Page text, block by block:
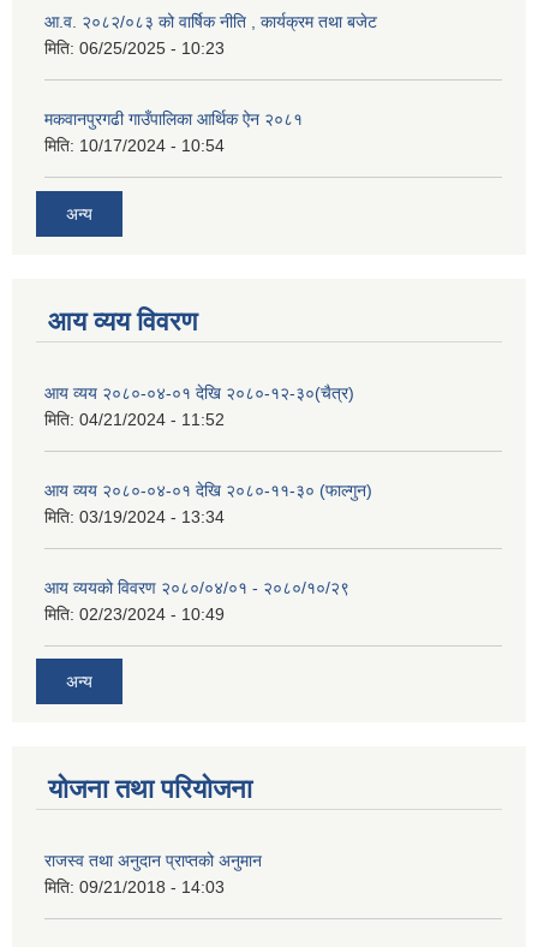
आ.व. २०८२/०८३ को वार्षिक नीति , कार्यक्रम तथा बजेट
मिति: 06/25/2025 - 10:23
मकवानपुरगढी गाउँपालिका आर्थिक ‌‌‌ऐन २०८१
मिति: 10/17/2024 - 10:54
अन्य
आय व्यय विवरण
आय व्यय २०८०-०४-०१ देखि २०८०-१२-३०(चैत्र)
मिति: 04/21/2024 - 11:52
आय व्यय २०८०-०४-०१ देखि २०८०-११-३० (फाल्गुन)
मिति: 03/19/2024 - 13:34
आय व्ययको विवरण २०८०/०४/०१ - २०८०/१०/२९
मिति: 02/23/2024 - 10:49
अन्य
योजना तथा परियोजना
राजस्व तथा अनुदान प्राप्तको अनुमान
मिति: 09/21/2018 - 14:03